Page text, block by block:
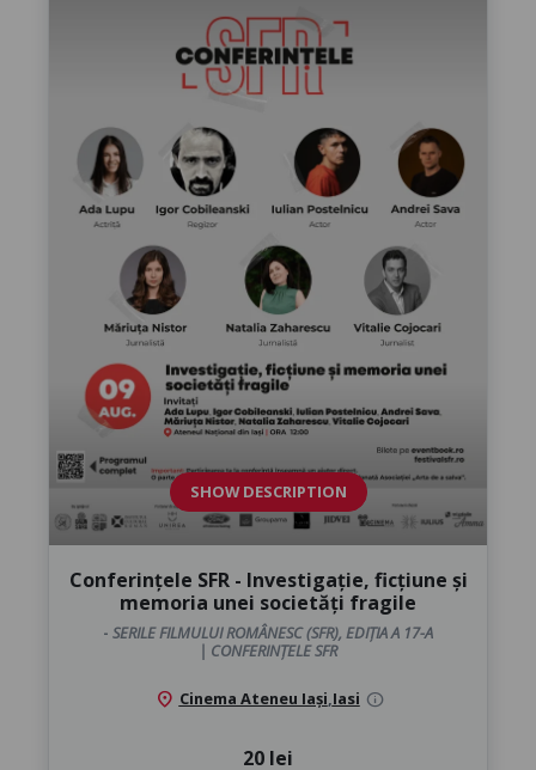
SHOW DESCRIPTION
Conferințele SFR - Investigație, ficțiune și
memoria unei societăți fragile
- SERILE FILMULUI ROMÂNESC (SFR), EDIȚIA A 17-A
| CONFERINȚELE SFR
location_on Cinema Ateneu Iași Iasi info
20 lei